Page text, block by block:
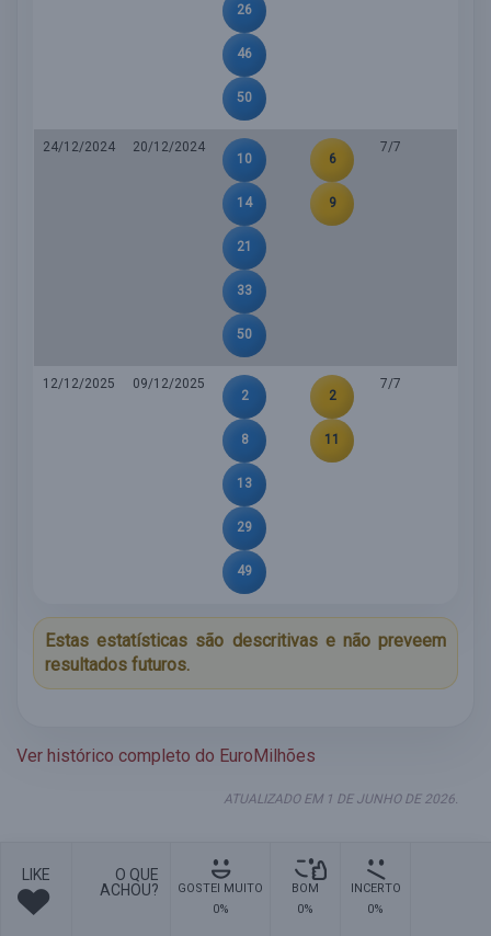
26
46
50
24/12/2024
20/12/2024
10
14
21
33
50
6
9
7/7
12/12/2025
09/12/2025
2
8
13
29
49
2
11
7/7
Estas estatísticas são descritivas e não preveem
resultados futuros.
Ver histórico completo do EuroMilhões
ATUALIZADO EM 1 DE JUNHO DE 2026.
LIKE
O QUE
ACHOU?
GOSTEI MUITO
0%
BOM
0%
INCERTO
0%